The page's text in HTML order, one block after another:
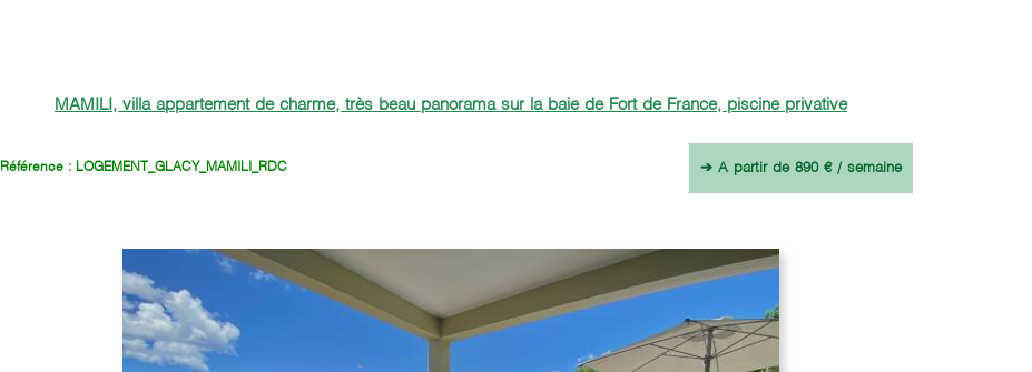
MAMILI, villa appartement de charme, très beau panorama sur la baie de Fort de France, piscine privative
Référence : LOGEMENT_GLACY_MAMILI_RDC ➔ A partir de 890 € / semaine